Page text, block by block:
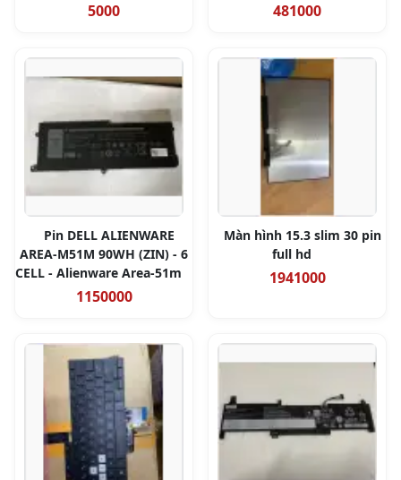
5000 481000
Pin DELL ALIENWARE
AREA-M51M 90WH (ZIN) - 6
CELL - Alienware Area-51m
1150000
Màn hình 15.3 slim 30 pin
full hd
1941000